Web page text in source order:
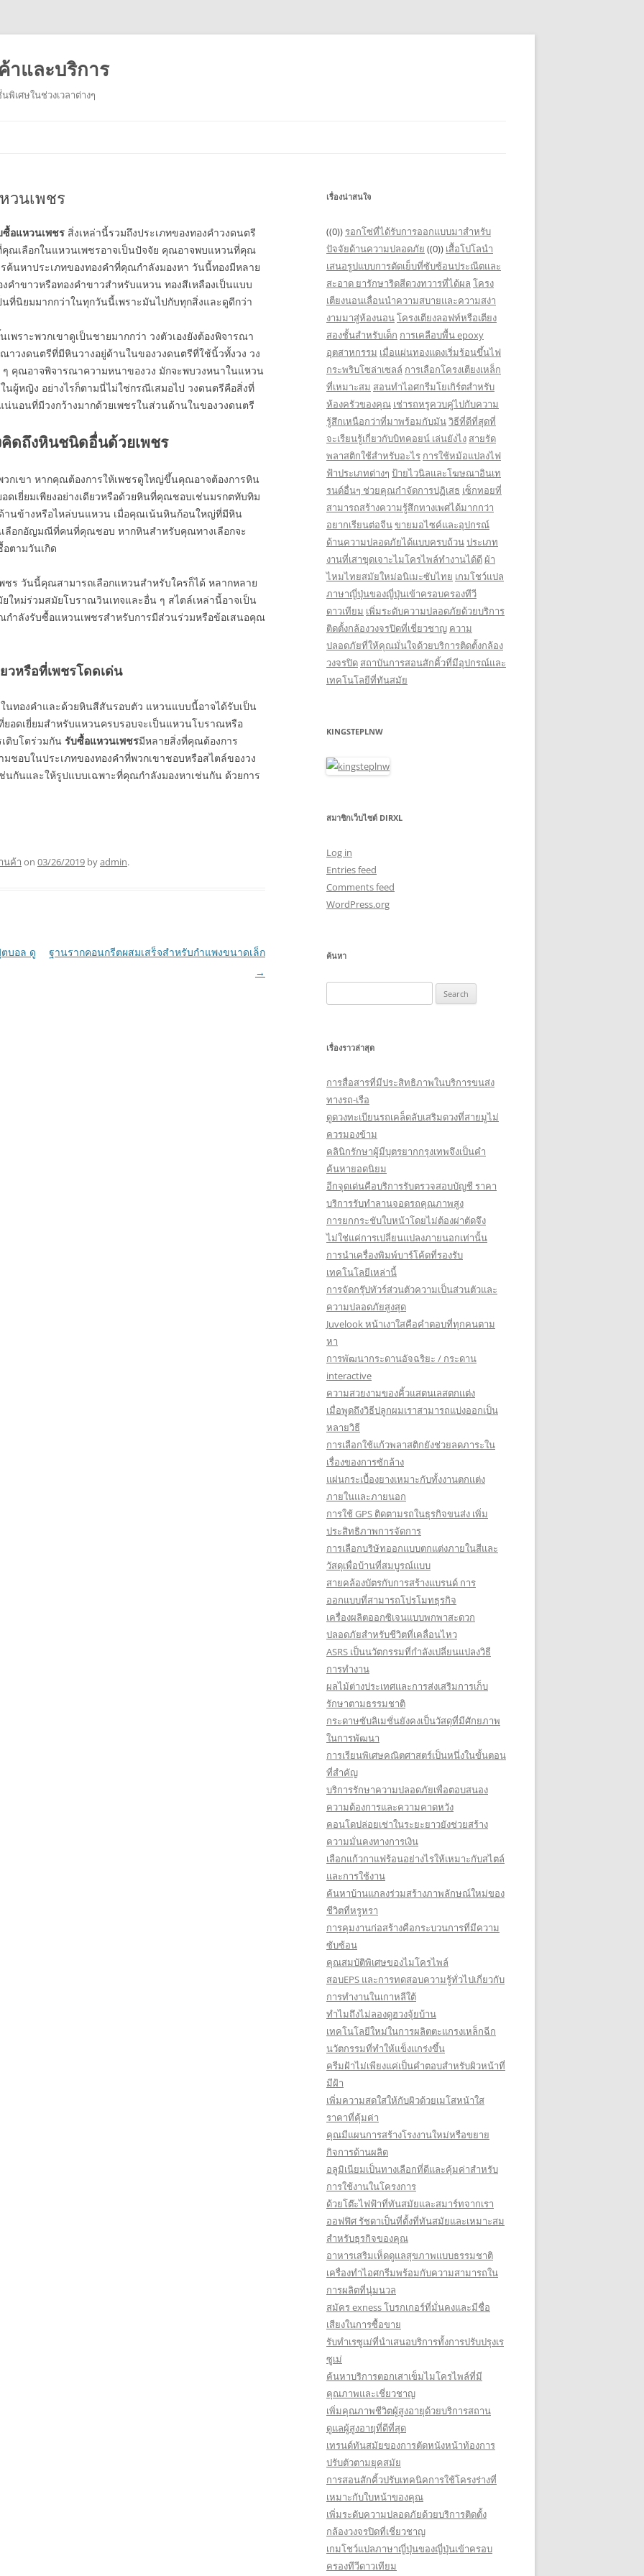
าและบริการ
เศษในช่วงเวลาต่างๆ
วนเพชร
ซื้อแหวนเพชร สิ่งเหล่านี้รวมถึงประเภทของทองคำวงดนตรี
คุณเลือกในแหวนเพชรอาจเป็นปัจจัย คุณอาจพบแหวนที่คุณ
นหาประเภทของทองคำที่คุณกำลังมองหา วันนี้ทองมีหลาย
คำขาวหรือทองคำขาวสำหรับแหวน ทองสีเหลืองเป็นแบบ
ที่นิยมมากกว่าในทุกวันนี้เพราะมันไปกับทุกสิ่งและดูดีกว่า
ราะพวกเขาดูเป็นชายมากกว่า วงตัวเองยังต้องพิจารณา
าวงดนตรีที่มีหินวางอยู่ด้านในของวงดนตรีที่ใช้นิ้วทั้งวง วง
ๆ คุณอาจพิจารณาความหนาของวง มักจะพบวงหนาในแหวน
ผู้หญิง อย่างไรก็ตามนี่ไม่ใช่กรณีเสมอไป วงดนตรีคือสิ่งที่
อนที่มีวงกว้างมากด้วยเพชรในส่วนด้านในของวงดนตรี
ดถึงหินชนิดอื่นด้วยเพชร
กเขา หากคุณต้องการให้เพชรดูใหญ่ขึ้นคุณอาจต้องการหิน
เยี่ยมเพียงอย่างเดียวหรือด้วยหินที่คุณชอบเช่นมรกตทับทิม
นข้างหรือไหล่บนแหวน เมื่อคุณเน้นหินก้อนใหญ่ที่มีหิน
ลือกอัญมณีที่คนที่คุณชอบ หากหินสำหรับคุณทางเลือกจะ
ตามวันเกิด
ชร วันนี้คุณสามารถเลือกแหวนสำหรับใครก็ได้ หลากหลาย
ใหม่ร่วมสมัยโบราณวินเทจและอื่น ๆ สไตล์เหล่านี้อาจเป็น
ำลังรับซื้อแหวนเพชรสำหรับการมีส่วนร่วมหรือข้อเสนอคุณ
วหรือที่เพชรโดดเด่น
นทองคำและด้วยหินสีสันรอบตัว แหวนแบบนี้อาจได้รับเป็น
อดเยี่ยมสำหรับแหวนครบรอบจะเป็นแหวนโบราณหรือ
ติบโตร่วมกัน รับซื้อแหวนเพชรมีหลายสิ่งที่คุณต้องการ
อบในประเภทของทองคำที่พวกเขาชอบหรือสไตล์ของวง
นกันและให้รูปแบบเฉพาะที่คุณกำลังมองหาเช่นกัน ด้วยการ
นค้า on 03/26/2019 byadmin.
บอล ดู
ฐานรากคอนกรีตผสมเสร็จสำหรับกำแพงขนาดเล็ก
→
เรื่องน่าสนใจ
((0)) รอกโซ่ที่ได้รับการออกแบบมาสำหรับ
ปัจจัยด้านความปลอดภัย ((0)) เสื้อโปโลนำ
เสนอรูปแบบการตัดเย็บที่ซับซ้อนประณีตและ
สะอาด ยารักษาริดสีดวงทวารที่ได้ผล โครง
เตียงนอนเลื่อนนำความสบายและความสง่า
งามมาสู่ห้องนอนโครงเตียงลอฟท์หรือเตียง
สองชั้นสำหรับเด็ก การเคลือบพื้น epoxy
อุตสาหกรรม เมื่อแผ่นทองแดงเริ่มร้อนขึ้นไฟ
กระพริบโซล่าเซลล์ การเลือกโครงเตียงเหล็ก
ที่เหมาะสม สอนทำไอศกรีมโยเกิร์ตสำหรับ
ห้องครัวของคุณ เช่ารถหรูควบคู่ไปกับความ
รู้สึกเหนือกว่าที่มาพร้อมกับมันวิธีที่ดีที่สุดที่
จะเรียนรู้เกี่ยวกับบิทคอยน์ เล่นยังไง สายรัด
พลาสติกใช้สำหรับอะไร การใช้หม้อแปลงไฟ
ฟ้าประเภทต่างๆ ป้ายไวนิลและโฆษณาอินเท
รนด์อื่นๆ ช่วยคุณกำจัดการปฏิเสธ เซ็กทอยที่
สามารถสร้างความรู้สึกทางเพศได้มากกว่า
อยากเรียนต่อจีนขายมอไซค์และอุปกรณ์
ด้านความปลอดภัยได้แบบครบถ้วนประเภท
งานที่เสาขุดเจาะไมโครไพล์ทำงานได้ดี ผ้า
ไหมไทยสมัยใหม่อนิเมะซับไทย เกมโชว์แปล
ภาษาญี่ปุ่นของญี่ปุ่นเข้าครอบครองทีวี
ดาวเทียม เพิ่มระดับความปลอดภัยด้วยบริการ
ติดตั้งกล้องวงจรปิดที่เชี่ยวชาญ ความ
ปลอดภัยที่ให้คุณมั่นใจด้วยบริการติดตั้งกล้อง
วงจรปิด สถาบันการสอนสักคิ้วที่มีอุปกรณ์และ
เทคโนโลยีที่ทันสมัย
KINGSTEPLNW
สมาชิกเว็บไซต์ DIRXL
Log in
Entries feed
Comments feed
WordPress.org
ค้นหา
for:
เรื่องราวล่าสุด
การสื่อสารที่มีประสิทธิภาพในบริการขนส่ง
ทางรถ-เรือ
ดูดวงทะเบียนรถเคล็ดลับเสริมดวงที่สายมูไม่
ควรมองข้าม
คลินิกรักษาผู้มีบุตรยากกรุงเทพจึงเป็นคำ
ค้นหายอดนิยม
อีกจุดเด่นคือบริการรับตรวจสอบบัญชี ราคา
บริการรับทำลานจอดรถคุณภาพสูง
การยกกระชับใบหน้าโดยไม่ต้องผ่าตัดจึง
ไม่ใช่แค่การเปลี่ยนแปลงภายนอกเท่านั้น
การนำเครื่องพิมพ์บาร์โค้ดที่รองรับ
เทคโนโลยีเหล่านี้
การจัดกรุ๊ปทัวร์ส่วนตัวความเป็นส่วนตัวและ
ความปลอดภัยสูงสุด
Juvelook หน้าเงาใสคือคำตอบที่ทุกคนตาม
หา
การพัฒนากระดานอัจฉริยะ / กระดาน
interactive
ความสวยงามของคิ้วแสตนเลสตกแต่ง
เมื่อพูดถึงวิธีปลูกผมเราสามารถแบ่งออกเป็น
หลายวิธี
การเลือกใช้แก้วพลาสติกยังช่วยลดภาระใน
เรื่องของการซักล้าง
แผ่นกระเบื้องยางเหมาะกับทั้งงานตกแต่ง
ภายในและภายนอก
การใช้ GPS ติดตามรถในธุรกิจขนส่ง เพิ่ม
ประสิทธิภาพการจัดการ
การเลือกบริษัทออกแบบตกแต่งภายในสีและ
วัสดุเพื่อบ้านที่สมบูรณ์แบบ
สายคล้องบัตรกับการสร้างแบรนด์ การ
ออกแบบที่สามารถโปรโมทธุรกิจ
เครื่องผลิตออกซิเจนแบบพกพาสะดวก
ปลอดภัยสำหรับชีวิตที่เคลื่อนไหว
ASRS เป็นนวัตกรรมที่กำลังเปลี่ยนแปลงวิธี
การทำงาน
ผลไม้ต่างประเทศและการส่งเสริมการเก็บ
รักษาตามธรรมชาติ
กระดาษซับลิเมชั่นยังคงเป็นวัสดุที่มีศักยภาพ
ในการพัฒนา
การเรียนพิเศษคณิตศาสตร์เป็นหนึ่งในขั้นตอน
ที่สำคัญ
บริการรักษาความปลอดภัยเพื่อตอบสนอง
ความต้องการและความคาดหวัง
คอนโดปล่อยเช่าในระยะยาวยังช่วยสร้าง
ความมั่นคงทางการเงิน
เลือกแก้วกาแฟร้อนอย่างไรให้เหมาะกับสไตล์
และการใช้งาน
ค้นหาบ้านแกลงร่วมสร้างภาพลักษณ์ใหม่ของ
ชีวิตที่หรูหรา
การคุมงานก่อสร้างคือกระบวนการที่มีความ
ซับซ้อน
คุณสมบัติพิเศษของไมโครไพล์
สอบEPS และการทดสอบความรู้ทั่วไปเกี่ยวกับ
การทำงานในเกาหลีใต้
ทำไมถึงไม่ลองดูฮวงจุ้ยบ้าน
เทคโนโลยีใหม่ในการผลิตตะแกรงเหล็กฉีก
นวัตกรรมที่ทำให้แข็งแกร่งขึ้น
ครีมฝ้าไม่เพียงแค่เป็นคำตอบสำหรับผิวหน้าที่
มีฝ้า
เพิ่มความสดใสให้กับผิวด้วยเมโสหน้าใส
ราคาที่คุ้มค่า
คุณมีแผนการสร้างโรงงานใหม่หรือขยาย
กิจการด้านผลิต
อลูมิเนียมเป็นทางเลือกที่ดีและคุ้มค่าสำหรับ
การใช้งานในโครงการ
ด้วยโต๊ะไฟฟ้าที่ทันสมัยและสมาร์ทจากเรา
ออฟฟิศ รัชดาเป็นที่ตั้งที่ทันสมัยและเหมาะสม
สำหรับธุรกิจของคุณ
อาหารเสริมเห็ดดูแลสุขภาพแบบธรรมชาติ
เครื่องทำไอศกรีมพร้อมกับความสามารถใน
การผลิตที่นุ่มนวล
สมัคร exness โบรกเกอร์ที่มั่นคงและมีชื่อ
เสียงในการซื้อขาย
รับทำเรซูเม่ที่นำเสนอบริการทั้งการปรับปรุงเร
ซูเม่
ค้นหาบริการตอกเสาเข็มไมโครไพล์ที่มี
คุณภาพและเชี่ยวชาญ
เพิ่มคุณภาพชีวิตผู้สูงอายุด้วยบริการสถาน
ดูแลผู้สูงอายุที่ดีที่สุด
เทรนด์ทันสมัยของการตัดหนังหน้าท้องการ
ปรับตัวตามยุคสมัย
การสอนสักคิ้วปรับเทคนิคการใช้โครงร่างที่
เหมาะกับใบหน้าของคุณ
เพิ่มระดับความปลอดภัยด้วยบริการติดตั้ง
กล้องวงจรปิดที่เชี่ยวชาญ
เกมโชว์แปลภาษาญี่ปุ่นของญี่ปุ่นเข้าครอบ
ครองทีวีดาวเทียม